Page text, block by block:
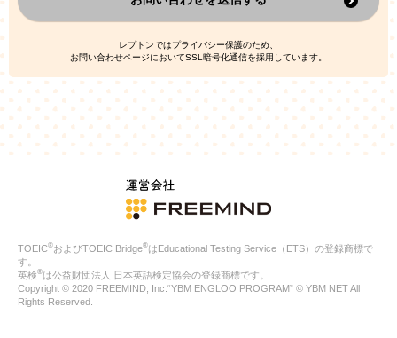
なお、この利用目的を超えた個人情報の取扱いは行いません。ま
た、これ以外の目的で個人情報を利用することはありません。
人情報を、本人が特定されないデータに不可逆変換した上で第三
者広告配信事業者においてマッチングを行い、その結果に基づい
て広告を配信することがあります。第三者広告配信事業者が、こ
れらの情報を広告配信以外の目的で利用することはありません。
4.
個人情報の第三者への提供
当社は、次の場合を除き、ご本人の同意なしに個人情報を第三者
に提供することはありません。
ご本人の同意がある場合
法令に基づく場合
人の生命、身体または財産の保護のために必要がある場合であ
公衆衛生の向上または児童の健全な育成の推進のために特に必
合
特定した利用目的の達成に必要な範囲内において、個人情報の
レプトンではプライバシー保護のため、
お問い合わせページにおいてSSL暗号化通信を採用しています。
TOEIC®およびTOEIC Bridge®はEducational Testing Service（ETS）の登録商標で
す。
英検®は公益財団法人 日本英語検定協会の登録商標です。
Copyright © 2020 FREEMIND, Inc.“YBM ENGLOO PROGRAM” © YBM NET All
Rights Reserved.